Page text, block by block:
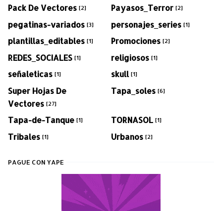
Pack De Vectores [2] Payasos_Terror [2]
pegatinas-variados [3] personajes_series [1]
plantillas_editables [1] Promociones [2]
REDES_SOCIALES [1] religiosos [1]
señaleticas [1] skull [1]
Super Hojas De
Vectores [27]
Tapa_soles [6]
Tapa-de-Tanque [1] TORNASOL [1]
Tribales [1] Urbanos [2]
PAGUE CON YAPE